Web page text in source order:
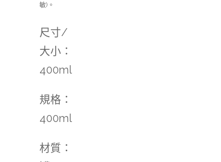
敏)。
尺寸/
大小：
400ml
規格：
400ml
材質：